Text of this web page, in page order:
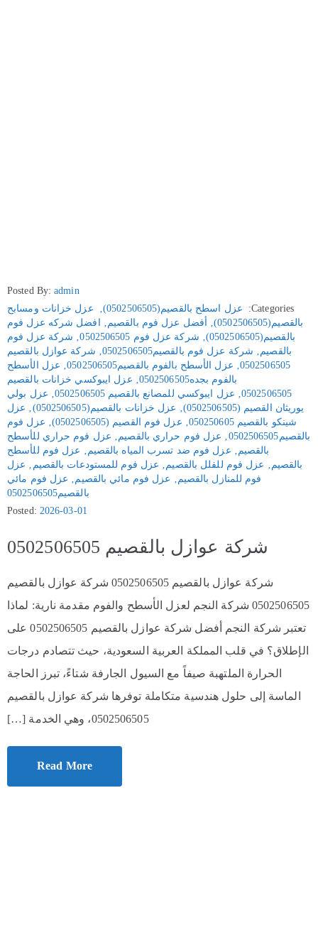
Posted By:admin
Categories:
عزل اسطح بالقصيم(0502506505) ‚
عزل خزانات ومسابح
بالقصيم(0502506505)
‚ أفضل عزل فوم بالقصيم‚
افضل شركه عزل فوم
بالقصيم(0502506505)
‚ شركة عزل فوم 0502506505 ‚ شركة عزل فوم
بالقصيم‚ شركة عزل فوم بالقصيم0502506505 ‚ شركة عوازل بالقصيم
0502506505
‚ عزل الأسطح بالفوم بالقصيم0502506505 ‚ عزل الأسطح
بالفوم بجده0502506505
‚ عزل ايبوكسي خزانات بالقصيم
0502506505
‚ عزل ايبوكسي للمصانع بالقصيم 0502506505 ‚ عزل بولي
يوريثان القصيم (0502506505)
‚ عزل خزانات بالقصيم(0502506505) ‚ عزل
شينكو بالقصيم 050250605
‚ عزل فوم القصيم (0502506505) ‚ عزل فوم
بالقصيم0502506505
‚ عزل فوم حراري بالقصيم‚ عزل فوم حراري للأسطح
بالقصيم‚ عزل فوم ضد تسرب المياه بالقصيم‚ عزل فوم للأسطح
بالقصيم‚ عزل فوم للفلل بالقصيم‚ عزل فوم للمستودعات بالقصيم ‚ عزل
فوم للمنازل بالقصيم‚ عزل فوم مائي بالقصيم‚ عزل فوم مائي
بالقصيم0502506505
Posted: 2026-03-01
شركة عوازل بالقصيم 0502506505
شركة عوازل بالقصيم 0502506505 شركة عوازل بالقصيم
0502506505 شركة النجم لعزل الأسطح والفوم مقدمة نارية: لماذا
تعتبر شركة النجم أفضل شركة عوازل بالقصيم 0502506505 على
الإطلاق؟ في قلب المملكة العربية السعودية، حيث تتصادم درجات
الحرارة الملتهبة صيفاً مع السيول الجارفة شتاءً، تبرز الحاجة
الماسة إلى حلول هندسية متكاملة توفرها شركة عوازل بالقصيم
0502506505، وهي الخدمة […]
Read More